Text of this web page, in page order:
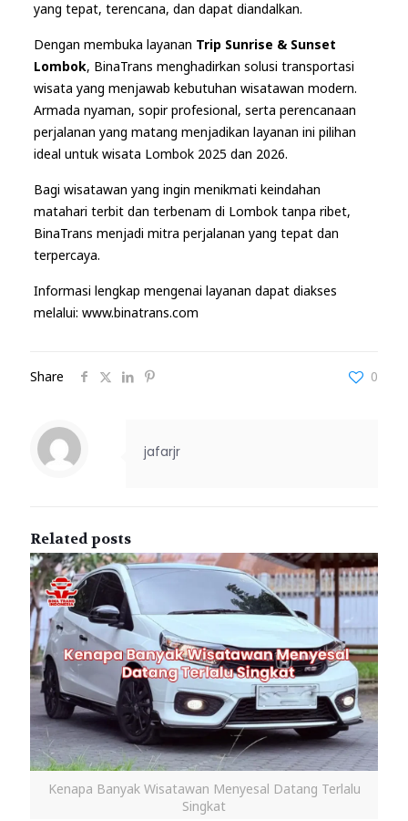
yang tepat, terencana, dan dapat diandalkan.
Dengan membuka layanan Trip Sunrise & Sunset
Lombok, BinaTrans menghadirkan solusi transportasi
wisata yang menjawab kebutuhan wisatawan modern.
Armada nyaman, sopir profesional, serta perencanaan
perjalanan yang matang menjadikan layanan ini pilihan
ideal untuk wisata Lombok 2025 dan 2026.
Bagi wisatawan yang ingin menikmati keindahan
matahari terbit dan terbenam di Lombok tanpa ribet,
BinaTrans menjadi mitra perjalanan yang tepat dan
terpercaya.
Informasi lengkap mengenai layanan dapat diakses
melalui: www.binatrans.com
Share 0
jafarjr
Related posts
Kenapa Banyak Wisatawan Menyesal Datang Terlalu
Singkat